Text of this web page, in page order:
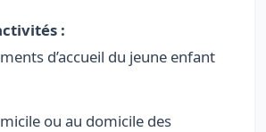
:
d’accueil du jeune enfant
ou au domicile des